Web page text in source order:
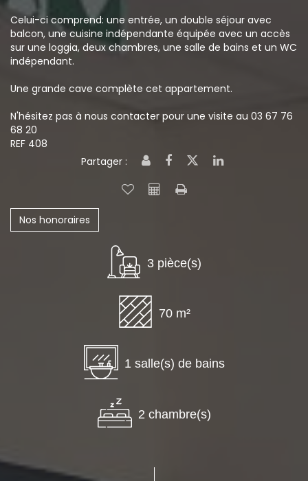
Celui-ci comprend: une entrée, un double séjour avec
balcon, une cuisine indépendante équipée avec un accès
sur une loggia, deux chambres, une salle de bains et un WC
indépendant.
Une grande cave complète cet appartement.
N'hésitez pas à nous contacter pour une visite au 03 67 76
68 20
REF 408
Partager :
Nos honoraires
3 pièce(s)
70 m²
1 salle(s) de bains
2 chambre(s)